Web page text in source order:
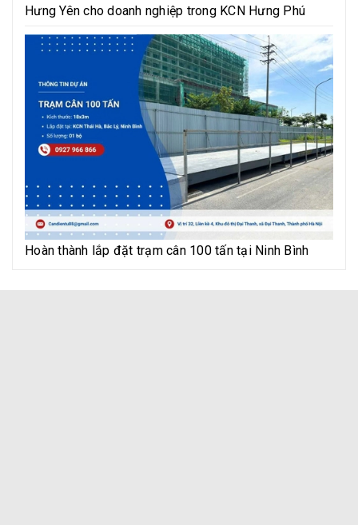
Hưng Yên cho doanh nghiệp trong KCN Hưng Phú
Hoàn thành lắp đặt trạm cân 100 tấn tại Ninh Bình